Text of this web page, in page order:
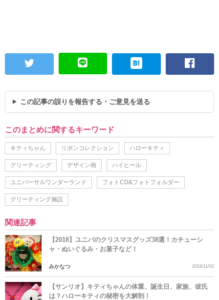
この記事の誤りを報告する・ご意見を送る
このまとめに関するキーワード
キティちゃん リボンコレクション ハローキティ
グリーティング デザイン画 ハイヒール
ユニバーサルワンダーランド フォトCD&フォトフォルダー
グリーティング施設
関連記事
【2018】ユニバのクリスマスグッズ38選！カチューシ
ャ・ぬいぐるみ・お菓子など！
みかなつ 2018/11/02
【サンリオ】キティちゃんの体重、誕生日、家族、彼氏
は？ハローキティの秘密を大解剖！